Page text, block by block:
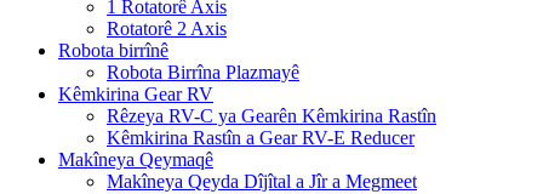
1 Rotatorê Axis
Rotatorê 2 Axis
Robota birrînê
Robota Birrîna Plazmayê
Kêmkirina Gear RV
Rêzeya RV-C ya Gearên Kêmkirina Rastîn
Kêmkirina Rastîn a Gear RV-E Reducer
Makîneya Qeymaqê
Makîneya Qeyda Dîjîtal a Jîr a Megmeet